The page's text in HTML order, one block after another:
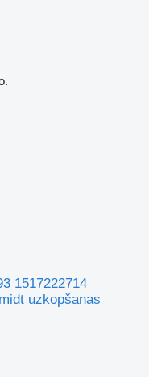
1517222714
uzkopšanas